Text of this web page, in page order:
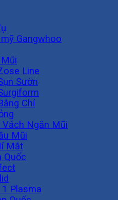
Gangwhoo
Line
Sườn
Chỉ
Vách Ngăn Mũi
Mũi
Mắt
Quốc
Plasma